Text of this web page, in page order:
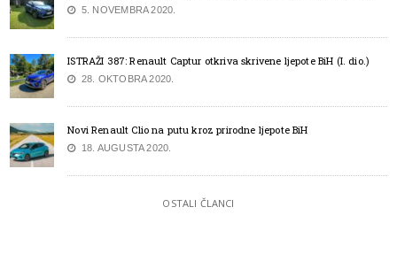
5. NOVEMBRA 2020.
ISTRAŽI 387: Renault Captur otkriva skrivene ljepote BiH (I. dio.)
28. OKTOBRA 2020.
Novi Renault Clio na putu kroz prirodne ljepote BiH
18. AUGUSTA 2020.
OSTALI ČLANCI